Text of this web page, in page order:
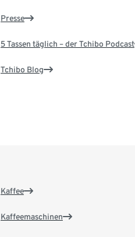
Presse
5 Tassen täglich – der Tchibo Podcast
Tchibo Blog
Kaffee
Kaffeemaschinen